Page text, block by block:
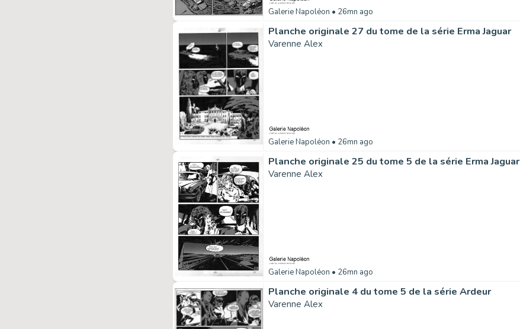
Galerie Napoléon • 26mn ago
Planche originale 27 du tome de la série Erma Jaguar
Varenne Alex
Galerie Napoléon • 26mn ago
Planche originale 25 du tome 5 de la série Erma Jaguar
Varenne Alex
Galerie Napoléon • 26mn ago
Planche originale 4 du tome 5 de la série Ardeur
Varenne Alex